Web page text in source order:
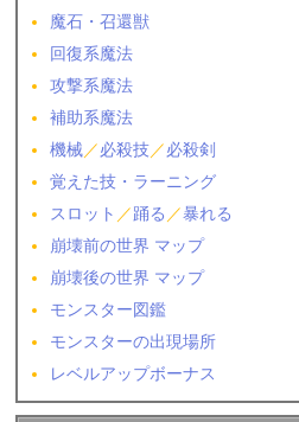
魔石・召還獣
回復系魔法
攻撃系魔法
補助系魔法
機械／必殺技／必殺剣
覚えた技・ラーニング
スロット ／踊る ／暴れる
崩壊前の世界 マップ
崩壊後の世界 マップ
モンスター図鑑
モンスターの出現場所
レベルアップボーナス